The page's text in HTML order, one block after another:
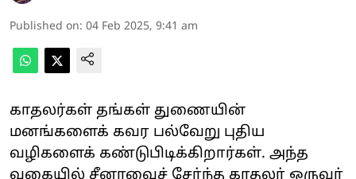
Published on: 04 Feb 2025, 9:41 am
காதலர்கள் தங்கள் துணையின்
மனங்களைக் கவர பல்வேறு புதிய
வழிகளைக் கண்டுபிடிக்கிறார்கள். அந்த
வகையில் சீனாவைச் சேர்ந்த காதலர் ஒருவர்